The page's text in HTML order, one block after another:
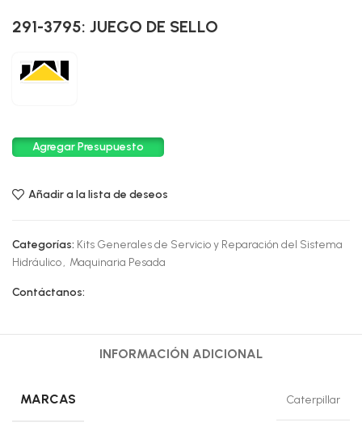
291-3795: JUEGO DE SELLO
Agregar Presupuesto
Añadir a la lista de deseos
Categorías: Kits Generales de Servicio y Reparación del Sistema
Hidráulico, Maquinaria Pesada
Contáctanos:
INFORMACIÓN ADICIONAL
MARCAS Caterpillar